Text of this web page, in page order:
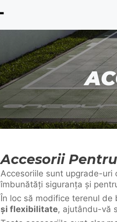
Accesorii
Accesoriile sunt upgrade-
îmbunătăți siguranța și
În loc să modifice terenul
și flexibilitate, ajutându-vă